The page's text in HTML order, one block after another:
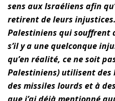
sens aux Israéliens afin
retirent de leurs
Palestiniens qui souffrent
s’il y a une quelconque
qu’en réalité, ce ne soit
Palestiniens) utilisent des
des missiles lourds et à